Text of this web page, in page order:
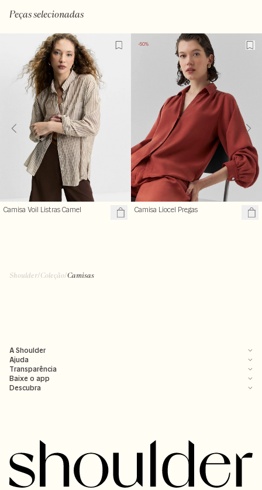
Peças selecionadas
Camisa Voil Listras Camel
-50%
Camisa Liocel Pregas
Shoulder/Coleção/Camisas
A Shoulder
Ajuda
Transparência
Baixe o app
Descubra